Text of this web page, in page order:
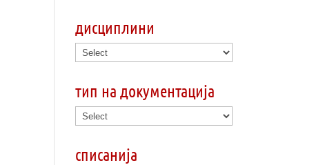
дисциплини
тип на документација
списанија